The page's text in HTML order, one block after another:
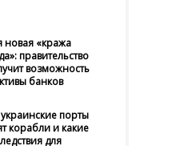
новая «кража
правительство
возможность
банков
порты
корабли и какие
для